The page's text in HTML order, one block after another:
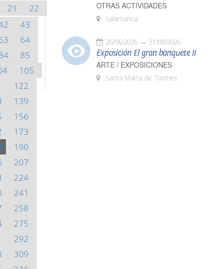
21
22
43
64
85
105
122
139
156
173
190
207
224
241
258
275
292
309
OTRAS ACTIVIDADES
Salamanca
26/06/2026 31/08/2026
Exposición El gran banquete II
ARTE / EXPOSICIONES
Santa Marta de Tormes